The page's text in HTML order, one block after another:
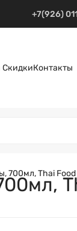
+7(926)
СкидкиКонтакты
700мл, Thai